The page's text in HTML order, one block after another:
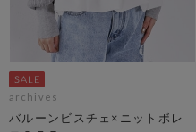
archives
バルーンビスチェ×ニットボレ